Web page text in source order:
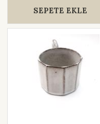
SEPETE EKLE